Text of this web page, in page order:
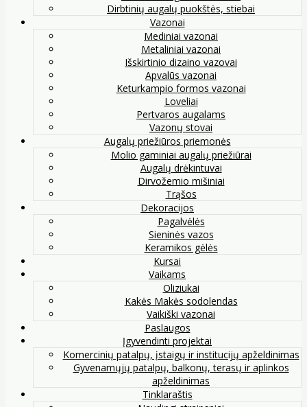
Dirbtinių augalų puokštės, stiebai
Vazonai
Mediniai vazonai
Metaliniai vazonai
Išskirtinio dizaino vazovai
Apvalūs vazonai
Keturkampio formos vazonai
Loveliai
Pertvaros augalams
Vazonų stovai
Augalų priežiūros priemonės
Molio gaminiai augalų priežiūrai
Augalų drėkintuvai
Dirvožemio mišiniai
Trąšos
Dekoracijos
Pagalvėlės
Sieninės vazos
Keramikos gėlės
Kursai
Vaikams
Oliziukai
Kakės Makės sodolendas
Vaikiški vazonai
Paslaugos
Įgyvendinti projektai
Komercinių patalpų, įstaigų ir institucijų apželdinimas
Gyvenamųjų patalpų, balkonų, terasų ir aplinkos
apželdinimas
Tinklaraštis